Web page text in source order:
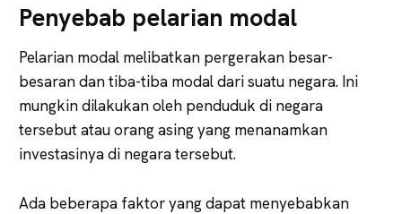
Penyebab pelarian modal
Pelarian modal melibatkan pergerakan besar-
besaran dan tiba-tiba modal dari suatu negara. Ini
mungkin dilakukan oleh penduduk di negara
tersebut atau orang asing yang menanamkan
investasinya di negara tersebut.
Ada beberapa faktor yang dapat menyebabkan